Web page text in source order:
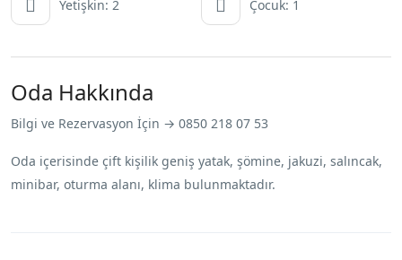
Yetişkin: 2 Çocuk: 1
Oda Hakkında
Bilgi ve Rezervasyon İçin → 0850 218 07 53
Oda içerisinde çift kişilik geniş yatak, şömine, jakuzi, salıncak,
minibar, oturma alanı, klima bulunmaktadır.